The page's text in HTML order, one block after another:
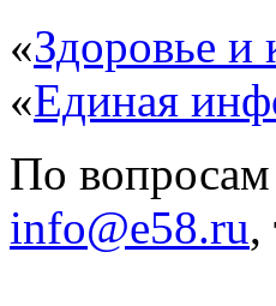
«Здоровье и
«Единая
По вопросам
info@e58.ru,